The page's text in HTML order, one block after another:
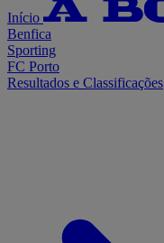
Início
Benfica
Sporting
FC Porto
Resultados e Classificações